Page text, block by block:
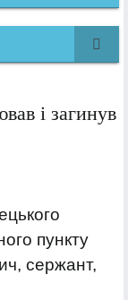
і загинув
пункту
сержант,